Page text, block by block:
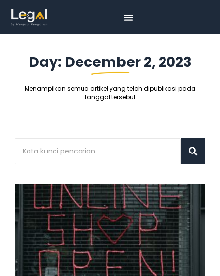
Day: December 2, 2023
Menampilkan semua artikel yang telah dipublikasi pada
tanggal tersebut